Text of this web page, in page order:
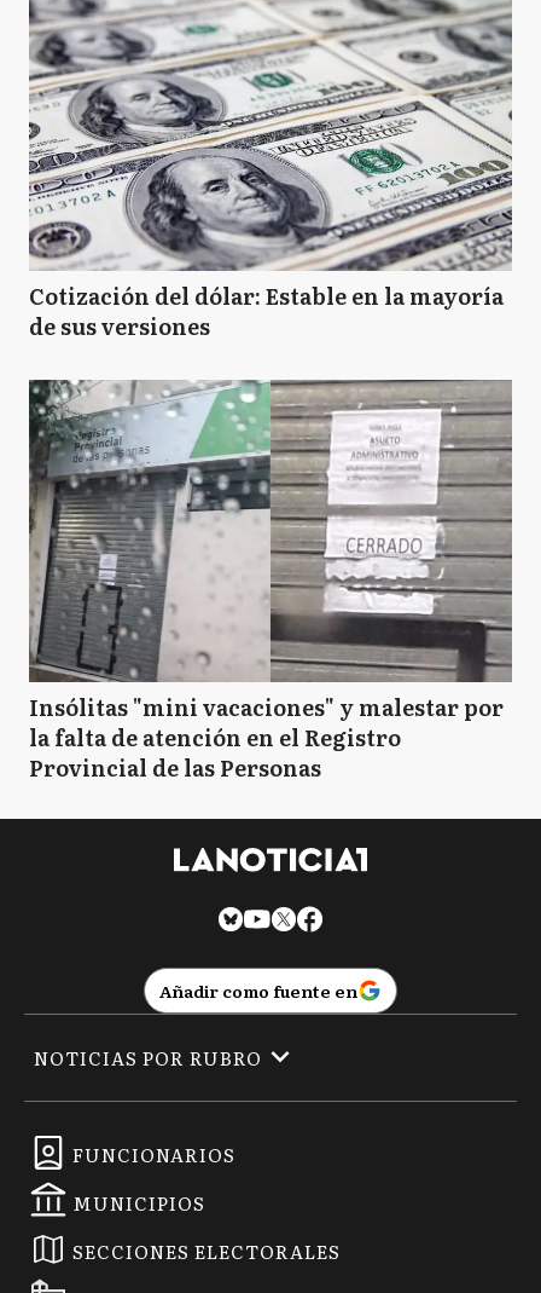
Cotización del dólar: Estable en la mayoría
de sus versiones
Insólitas "mini vacaciones" y malestar por
la falta de atención en el Registro
Provincial de las Personas
Añadir como fuente en
FUNCIONARIOS
MUNICIPIOS
SECCIONES ELECTORALES
NOTICIAS POR RUBRO